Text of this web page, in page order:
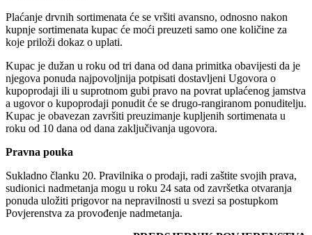
Plaćanje drvnih sortimenata će se vršiti avansno, odnosno nakon
kupnje sortimenata kupac će moći preuzeti samo one količine za
koje priloži dokaz o uplati.
Kupac je dužan u roku od tri dana od dana primitka obavijesti da je
njegova ponuda najpovoljnija potpisati dostavljeni Ugovora o
kupoprodaji ili u suprotnom gubi pravo na povrat uplaćenog jamstva
a ugovor o kupoprodaji ponudit će se drugo-rangiranom ponuditelju.
Kupac je obavezan završiti preuzimanje kupljenih sortimenata u
roku od 10 dana od dana zaključivanja ugovora.
Pravna pouka
Sukladno članku 20. Pravilnika o prodaji, radi zaštite svojih prava,
sudionici nadmetanja mogu u roku 24 sata od završetka otvaranja
ponuda uložiti prigovor na nepravilnosti u svezi sa postupkom
Povjerenstva za provođenje nadmetanja.